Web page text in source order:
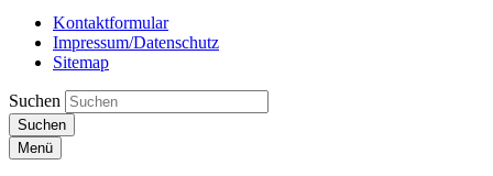
Kontaktformular
Impressum/Datenschutz
Sitemap
Suchen
Suchen
Menü